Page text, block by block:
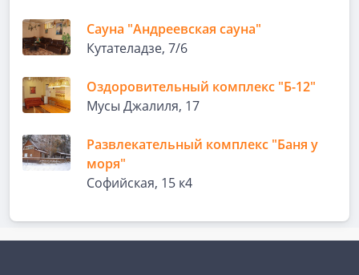
Сауна "Андреевская сауна"
Кутателадзе, 7/6
Оздоровительный комплекс "Б-12"
Мусы Джалиля, 17
Развлекательный комплекс "Баня у
моря"
Софийская, 15 к4